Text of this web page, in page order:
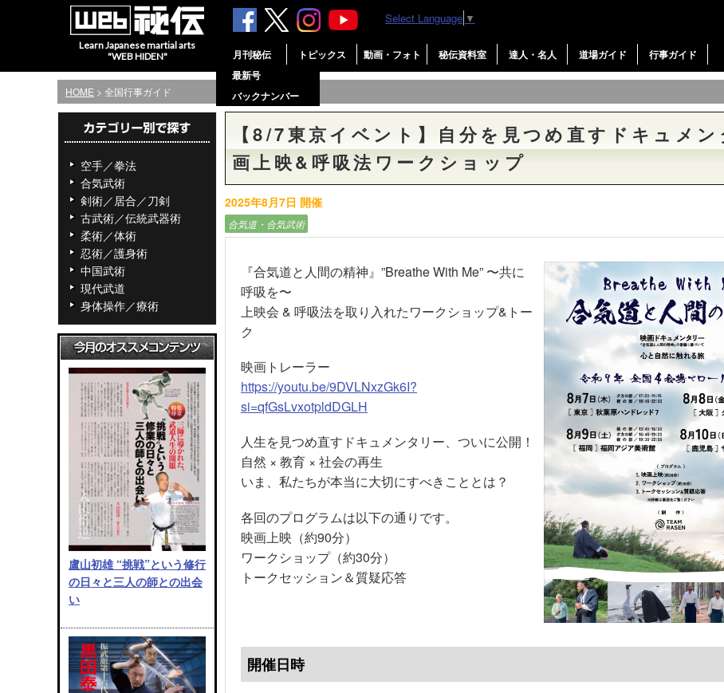
Learn Japanese martial arts
"WEB HIDEN"
月刊秘伝
最新号
バックナンバー
トピックス 動画・フォト 秘伝資料室 達人・名人 道場ガイド 行事ガイド
Select Language ▼
HOME > 全国行事ガイド
空手／拳法
合気武術
剣術／居合／刀剣
古武術／伝統武器術
柔術／体術
忍術／護身術
中国武術
現代武道
身体操作／療術
盧山初雄 “挑戦”という修行
の日々と三人の師との出会
い
【8/7東京イベント】自分を見つめ直すドキュメン
画上映&呼吸法ワークショップ
2025年8月7日 開催
合気道・合気武術
『合気道と人間の精神』”Breathe With Me” 〜共に
呼吸を〜
上映会 & 呼吸法を取り入れたワークショップ&トー
ク
映画トレーラー
https://youtu.be/9DVLNxzGk6I?
si=qfGsLvxotpldDGLH
人生を見つめ直すドキュメンタリー、ついに公開！
自然 × 教育 × 社会の再生
いま、私たちが本当に大切にすべきこととは？
各回のプログラムは以下の通りです。
映画上映（約90分）
ワークショップ（約30分）
トークセッション＆質疑応答
開催日時